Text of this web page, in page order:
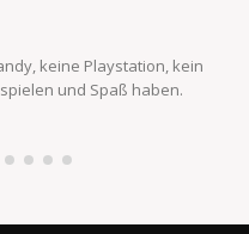
keine Playstation, kein
und Spaß haben.